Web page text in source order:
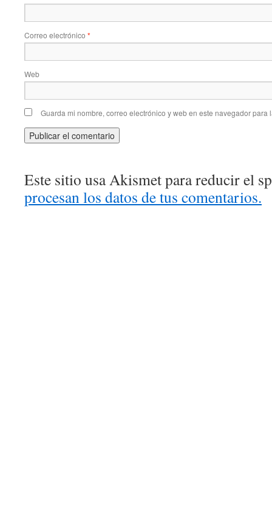
Correo electrónico *
Web
Guarda mi nombre, correo electrónico y web en este navegador para
Este sitio usa Akismet para reducir el
procesan los datos de tus comentarios.